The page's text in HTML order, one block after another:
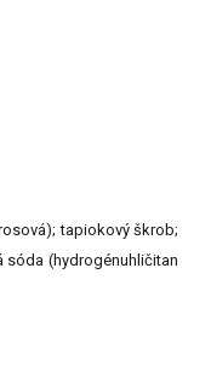
tapiokový škrob;
sóda (hydrogénuhličitan